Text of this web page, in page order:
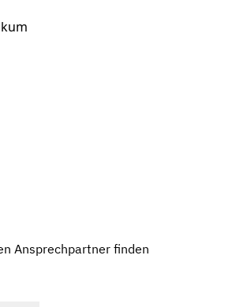
Ansprechpartner finden